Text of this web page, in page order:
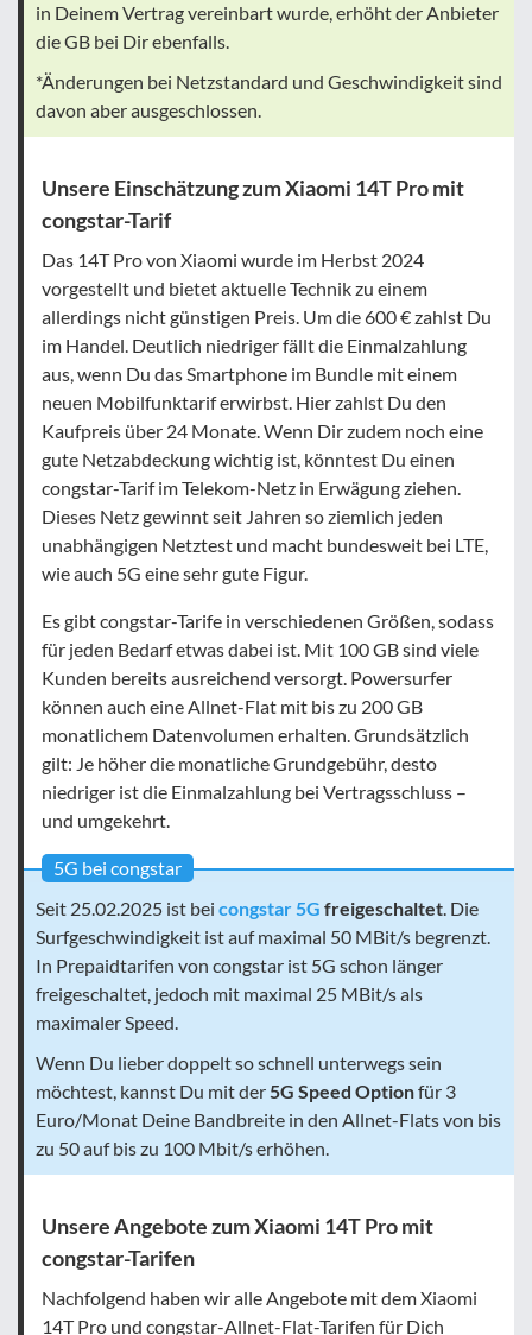
in Deinem Vertrag vereinbart wurde, erhöht der Anbieter
die GB bei Dir ebenfalls.
*Änderungen bei Netzstandard und Geschwindigkeit sind
davon aber ausgeschlossen.
Unsere Einschätzung zum Xiaomi 14T Pro mit
congstar-Tarif
Das 14T Pro von Xiaomi wurde im Herbst 2024
vorgestellt und bietet aktuelle Technik zu einem
allerdings nicht günstigen Preis. Um die 600 € zahlst Du
im Handel. Deutlich niedriger fällt die Einmalzahlung
aus, wenn Du das Smartphone im Bundle mit einem
neuen Mobilfunktarif erwirbst. Hier zahlst Du den
Kaufpreis über 24 Monate. Wenn Dir zudem noch eine
gute Netzabdeckung wichtig ist, könntest Du einen
congstar-Tarif im Telekom-Netz in Erwägung ziehen.
Dieses Netz gewinnt seit Jahren so ziemlich jeden
unabhängigen Netztest und macht bundesweit bei LTE,
wie auch 5G eine sehr gute Figur.
Es gibt congstar-Tarife in verschiedenen Größen, sodass
für jeden Bedarf etwas dabei ist. Mit 100 GB sind viele
Kunden bereits ausreichend versorgt. Powersurfer
können auch eine Allnet-Flat mit bis zu 200 GB
monatlichem Datenvolumen erhalten. Grundsätzlich
gilt: Je höher die monatliche Grundgebühr, desto
niedriger ist die Einmalzahlung bei Vertragsschluss –
und umgekehrt.
5G bei congstar
Seit 25.02.2025 ist bei congstar 5G freigeschaltet. Die
Surfgeschwindigkeit ist auf maximal 50 MBit/s begrenzt.
In Prepaidtarifen von congstar ist 5G schon länger
freigeschaltet, jedoch mit maximal 25 MBit/s als
maximaler Speed.
Wenn Du lieber doppelt so schnell unterwegs sein
möchtest, kannst Du mit der5G Speed Optionfür 3
Euro/Monat Deine Bandbreite in den Allnet-Flats von bis
zu 50 auf bis zu 100 Mbit/s erhöhen.
Unsere Angebote zum Xiaomi 14T Pro mit
congstar-Tarifen
Nachfolgend haben wir alle Angebote mit dem Xiaomi
14T Pro und congstar-Allnet-Flat-Tarifen für Dich